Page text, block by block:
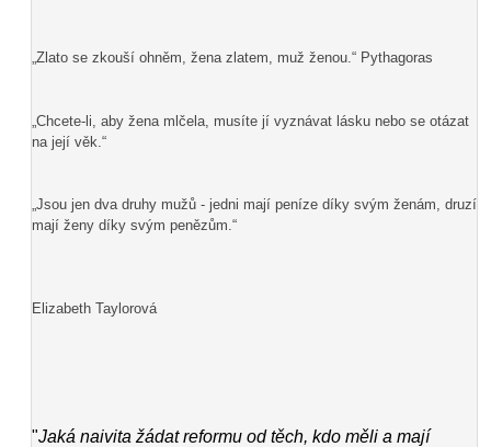
„Zlato se zkouší ohněm, žena zlatem, muž ženou.“ Pythagoras
„Chcete-li, aby žena mlčela, musíte jí vyznávat lásku nebo se otázat
na její věk.“
„Jsou jen dva druhy mužů - jedni mají peníze díky svým ženám, druzí
mají ženy díky svým penězům.“
Elizabeth Taylorová
"Jaká naivita žádat reformu od těch, kdo měli a mají